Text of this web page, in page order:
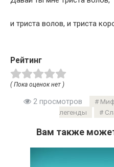
и триста волов, и триста
Рейтинг
( Пока оценок нет )
2 просмотров
легенды
Вам также